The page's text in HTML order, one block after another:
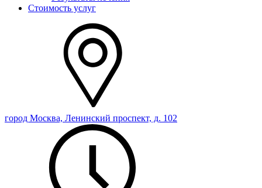
Стоимость услуг
город Москва, Ленинский проспект, д. 102